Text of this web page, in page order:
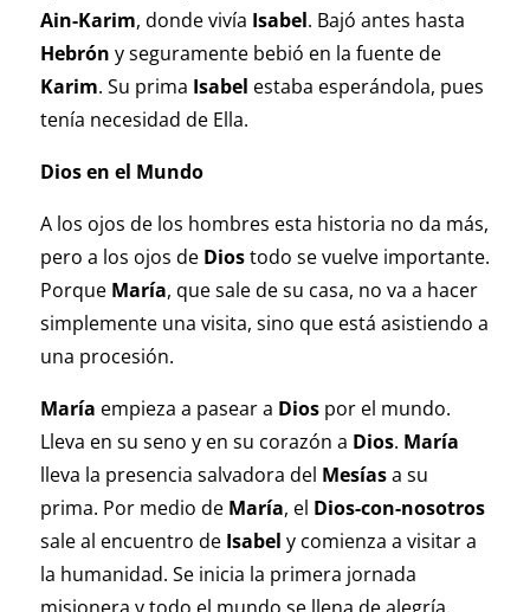
Ain-Karim, donde vivía Isabel. Bajó antes hasta
Hebrón y seguramente bebió en la fuente de
Karim. Su prima Isabel estaba esperándola, pues
tenía necesidad de Ella.
Dios en el Mundo
A los ojos de los hombres esta historia no da más,
pero a los ojos de Diostodo se vuelve importante.
Porque María, que sale de su casa, no va a hacer
simplemente una visita, sino que está asistiendo a
una procesión.
María empieza a pasear a Diospor el mundo.
Lleva en su seno y en su corazón a Dios. María
lleva la presencia salvadora del Mesíasa su
prima. Por medio de María, el Dios-con-nosotros
sale al encuentro de Isabel y comienza a visitar a
la humanidad. Se inicia la primera jornada